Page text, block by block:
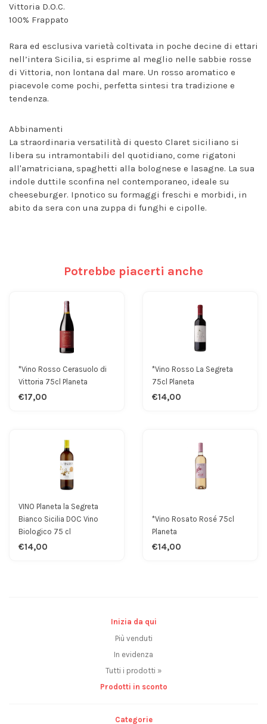
Inizia da qui
Più venduti
In evidenza
Tutti i prodotti »
Prodotti in sconto
Categorie
Vittoria D.O.C.
100% Frappato
Rara ed esclusiva varietà coltivata in poche decine di ettari
nell’intera Sicilia, si esprime al meglio nelle sabbie rosse
di Vittoria, non lontana dal mare. Un rosso aromatico e
piacevole come pochi, perfetta sintesi tra tradizione e
tendenza.
Abbinamenti
La straordinaria versatilità di questo Claret siciliano si
libera su intramontabili del quotidiano, come rigatoni
all'amatriciana, spaghetti alla bolognese e lasagne. La sua
indole duttile sconfina nel contemporaneo, ideale su
cheeseburger. Ipnotico su formaggi freschi e morbidi, in
abito da sera con una zuppa di funghi e cipolle.
Potrebbe piacerti anche
*Vino Rosso Cerasuolo di
Vittoria 75cl Planeta
€17,00
*Vino Rosso La Segreta
75cl Planeta
€14,00
VINO Planeta la Segreta
Bianco Sicilia DOC Vino
Biologico 75 cl
€14,00
*Vino Rosato Rosé 75cl
Planeta
€14,00